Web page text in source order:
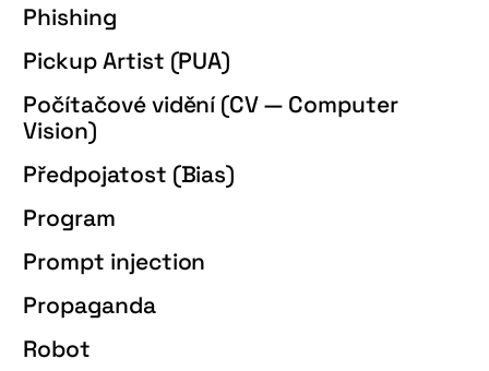
Phishing
Pickup Artist (PUA)
Počítačové vidění (CV — Computer
Vision)
Předpojatost (Bias)
Program
Prompt injection
Propaganda
Robot